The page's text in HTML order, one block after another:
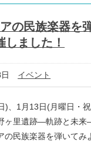
アの民族楽器
しました！
日 イベント
)、1月13日(月曜日・
ヶ里遺跡―軌跡と未来
の民族楽器を弾いてみ